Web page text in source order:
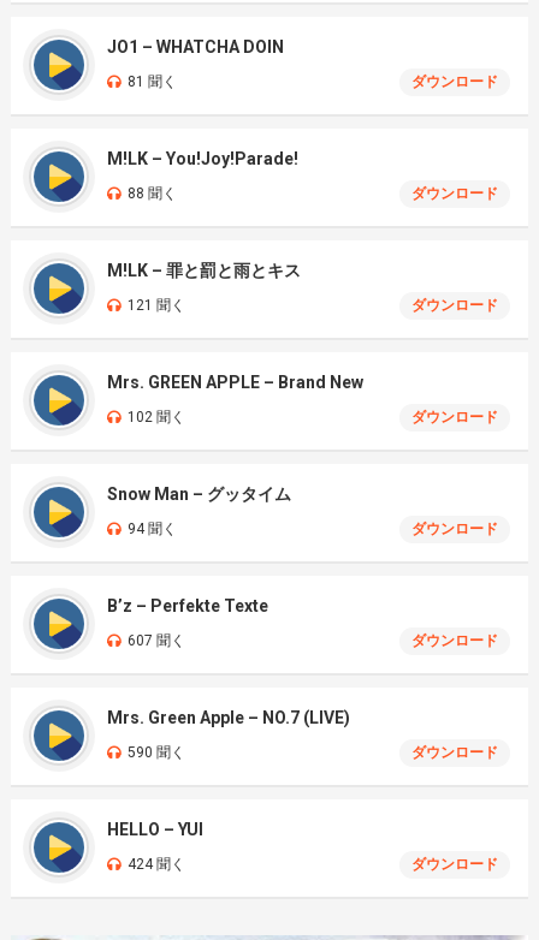
JO1 – WHATCHA DOIN
81 聞く ダウンロード
M!LK – You!Joy!Parade!
88 聞く ダウンロード
M!LK – 罪と罰と雨とキス
121 聞く ダウンロード
Mrs. GREEN APPLE – Brand New
102 聞く ダウンロード
Snow Man – グッタイム
94 聞く ダウンロード
B’z – Perfekte Texte
607 聞く ダウンロード
Mrs. Green Apple – NO.7 (LIVE)
590 聞く ダウンロード
HELLO – YUI
424 聞く ダウンロード